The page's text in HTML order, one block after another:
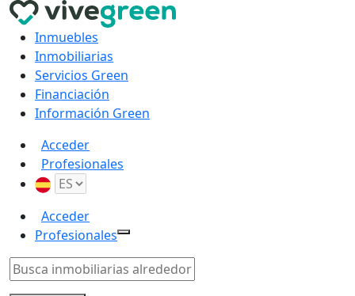
Inmuebles
Inmobiliarias
Servicios Green
Financiación
Información Green
Acceder
Profesionales
Acceder
Profesionales